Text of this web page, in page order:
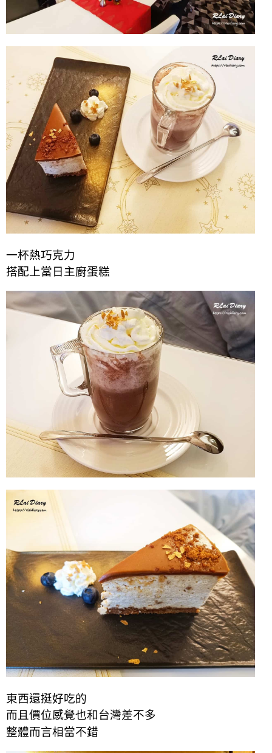
一杯熱巧克力
搭配上當日主廚蛋糕
東西還挺好吃的
而且價位感覺也和台灣差不多
整體而言相當不錯